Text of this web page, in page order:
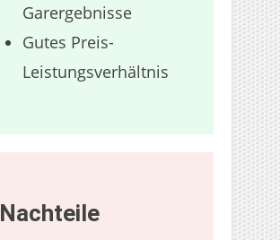
Garergebnisse
Gutes Preis-
Leistungsverhältnis
Nachteile